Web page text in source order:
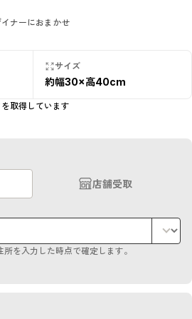
イナーにおまかせ
サイズ
約幅30×高40cm
取得しています
店舗受取
を入力した時点で確定します。